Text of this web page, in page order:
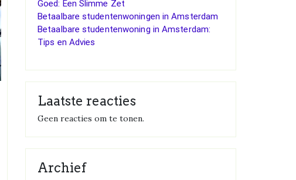
Goed: Een Slimme Zet
Betaalbare studentenwoningen in Amsterdam
Betaalbare studentenwoning in Amsterdam:
Tips en Advies
Laatste reacties
Geen reacties om te tonen.
Archief